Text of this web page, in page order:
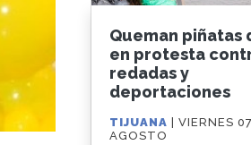
Queman piñatas
en protesta
redadas y
deportaciones
TIJUANA
| VIERNES
AGOSTO